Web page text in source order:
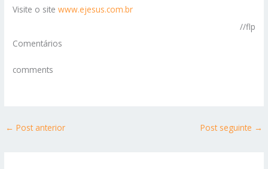
Visite o sitewww.ejesus.com.br
//flp
Comentários
comments
← Post anterior Post seguinte →